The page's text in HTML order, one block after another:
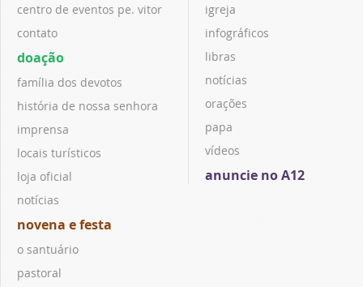
centro de eventos pe. vitor
contato
doação
família dos devotos
história de nossa senhora
imprensa
locais turísticos
loja oficial
notícias
novena e festa
o santuário
pastoral
igreja
infográficos
libras
notícias
orações
papa
vídeos
anuncie no A12